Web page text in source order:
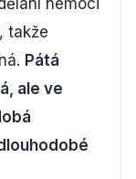
nemoci
takže
Pátá
ale ve